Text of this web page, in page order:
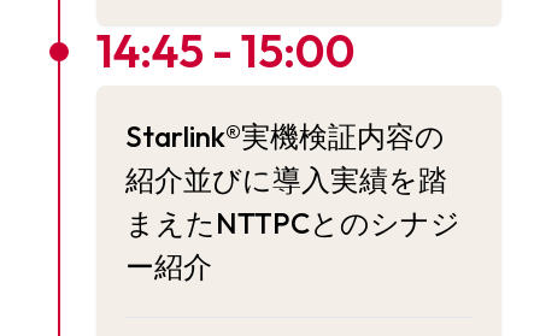
14:45 - 15:00
Starlink®実機検証内容の
紹介並びに導入実績を踏
まえたNTTPCとのシナジ
ー紹介